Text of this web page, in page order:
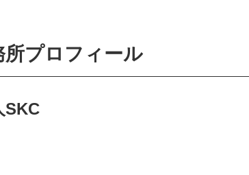
所プロフィール
SKC